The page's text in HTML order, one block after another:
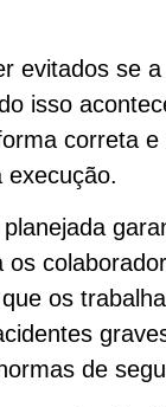
evitados se
isso
correta
execução.
os
de